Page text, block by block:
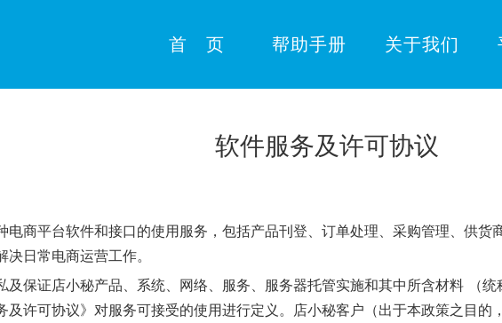
首 页 帮助手册 关于我们
软件服务及许可协议
电商平台软件和接口的使用服务，包括产品刊登、订单处理、采购管理、供
日常电商运营工作。
及保证店小秘产品、系统、网络、服务、服务器托管实施和其中所含材料 （
及许可协议》对服务可接受的使用进行定义。店小秘客户（出于本政策之目